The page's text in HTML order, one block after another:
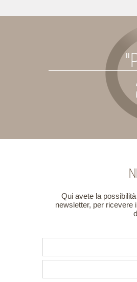
Qui avete la
newsletter, per ricevere